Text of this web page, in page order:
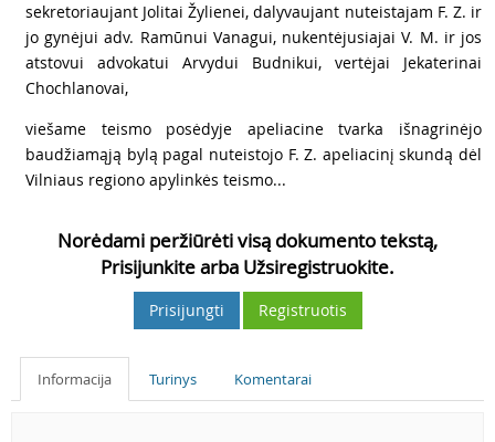
sekretoriaujant Jolitai Žylienei, dalyvaujant nuteistajam F. Z. ir
jo gynėjui adv. Ramūnui Vanagui, nukentėjusiajai V. M. ir jos
atstovui advokatui Arvydui Budnikui, vertėjai Jekaterinai
Chochlanovai,
viešame teismo posėdyje apeliacine tvarka išnagrinėjo
baudžiamąją bylą pagal nuteistojo F. Z. apeliacinį skundą dėl
Vilniaus regiono apylinkės teismo...
Norėdami peržiūrėti visą dokumento tekstą,
Prisijunkite arba Užsiregistruokite.
Prisijungti Registruotis
Informacija Turinys Komentarai